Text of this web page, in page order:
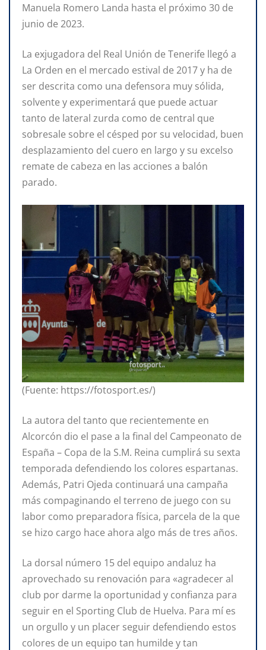
Manuela Romero Landa hasta el próximo 30 de
junio de 2023.
La exjugadora del Real Unión de Tenerife llegó a
La Orden en el mercado estival de 2017 y ha de
ser descrita como una defensora muy sólida,
solvente y experimentará que puede actuar
tanto de lateral zurda como de central que
sobresale sobre el césped por su velocidad, buen
desplazamiento del cuero en largo y su excelso
remate de cabeza en las acciones a balón
parado.
(Fuente: https://fotosport.es/)
La autora del tanto que recientemente en
Alcorcón dio el pase a la final del Campeonato de
España – Copa de la S.M. Reina cumplirá su sexta
temporada defendiendo los colores espartanas.
Además, Patri Ojeda continuará una campaña
más compaginando el terreno de juego con su
labor como preparadora física, parcela de la que
se hizo cargo hace ahora algo más de tres años.
La dorsal número 15 del equipo andaluz ha
aprovechado su renovación para «agradecer al
club por darme la oportunidad y confianza para
seguir en el Sporting Club de Huelva. Para mí es
un orgullo y un placer seguir defendiendo estos
colores de un equipo tan humilde y tan